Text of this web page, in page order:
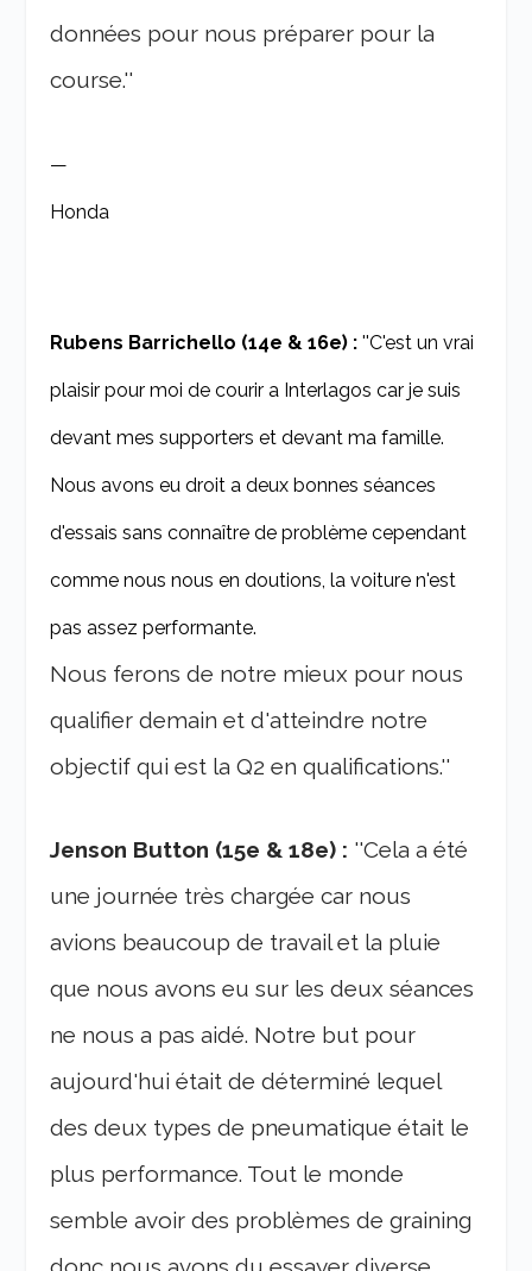
données pour nous préparer pour la
course.''
—
Honda
Rubens Barrichello (14e & 16e) :''C'est un vrai
plaisir pour moi de courir a Interlagos car je suis
devant mes supporters et devant ma famille.
Nous avons eu droit a deux bonnes séances
d'essais sans connaître de problème cependant
comme nous nous en doutions, la voiture n'est
pas assez performante.
Nous ferons de notre mieux pour nous
qualifier demain et d'atteindre notre
objectif qui est la Q2 en qualifications.''
Jenson Button (15e & 18e) : ''Cela a été
une journée très chargée car nous
avions beaucoup de travail et la pluie
que nous avons eu sur les deux séances
ne nous a pas aidé. Notre but pour
aujourd'hui était de déterminé lequel
des deux types de pneumatique était le
plus performance. Tout le monde
semble avoir des problèmes de graining
donc nous avons du essayer diverse